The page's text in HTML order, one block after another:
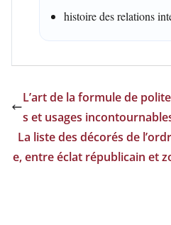
histoire des relations
L’art de la formule de
s et usages
La liste des décorés de
e, entre éclat républicain et